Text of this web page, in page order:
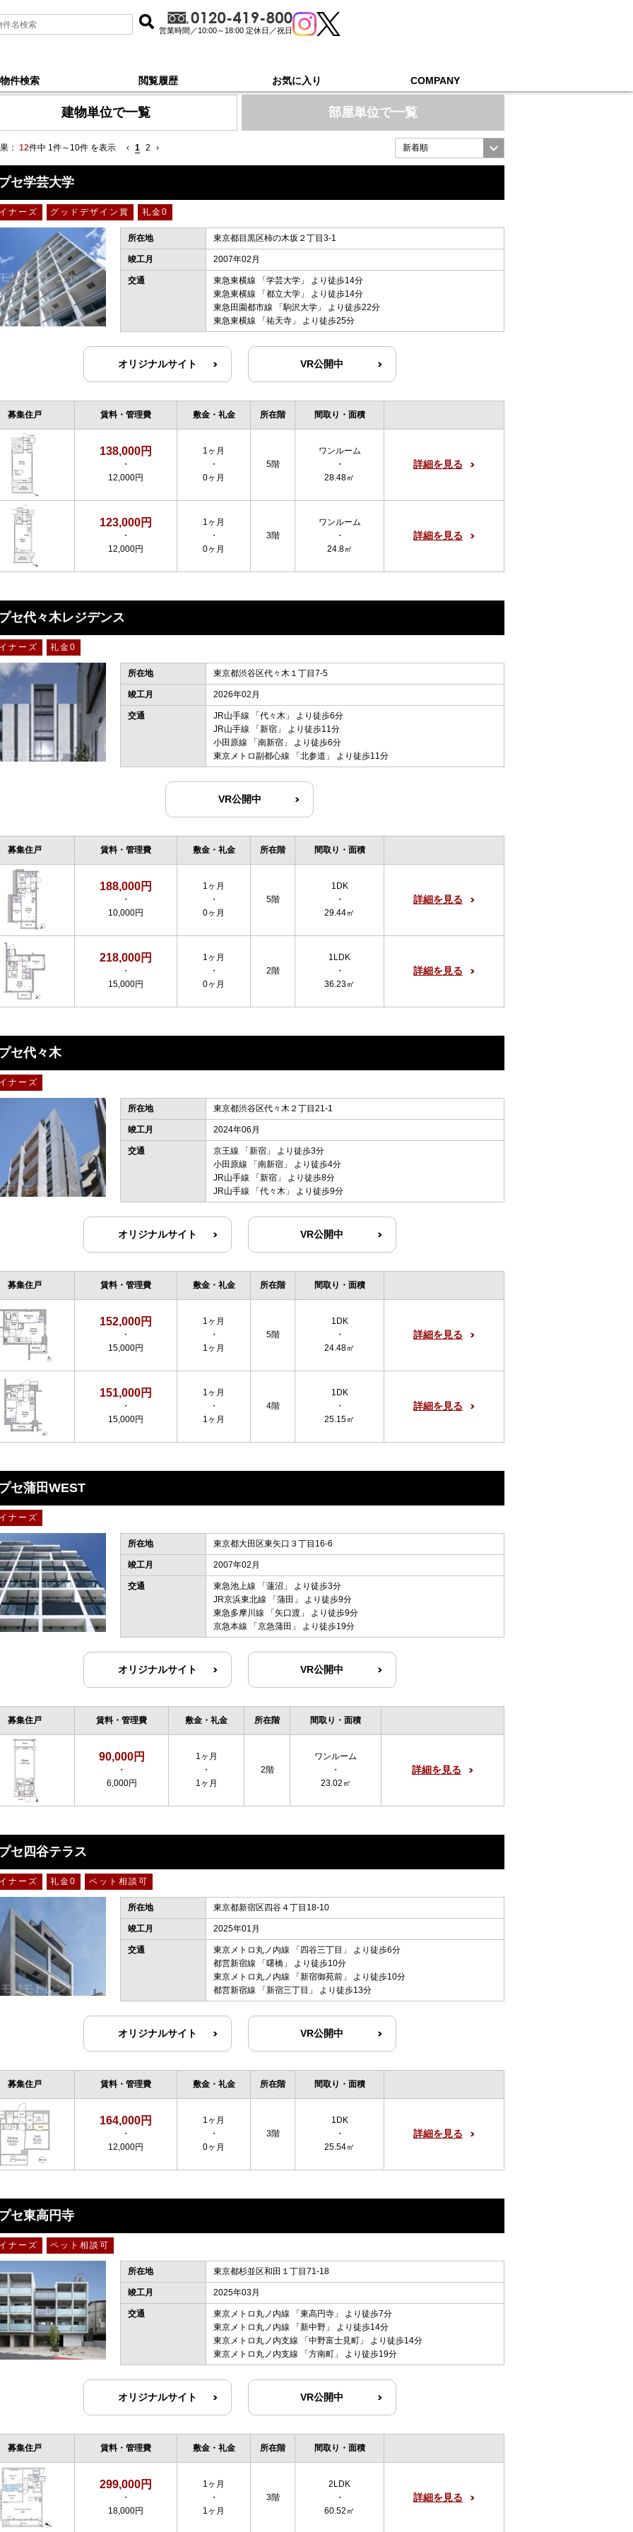
営業時間／10:00～18:00 定休日／祝日
物件検索 閲覧履歴 お気に入り COMPANY
順 で探す
建物単位で一覧 部屋単位で一覧
： 12件中 1件～10件 を表示 ‹ 1 2 ›
セ学芸大学
ナーズ グッドデザイン賞 礼金0
所在地 東京都目黒区柿の木坂２丁目3-1
竣工月 2007年02月
交通 東急東横線 「 学芸大学 」 より徒歩14分
東急東横線 「 都立大学 」 より徒歩14分
東急田園都市線 「駒沢大学 」 より徒歩22分
東急東横線 「 祐天寺 」 より徒歩25分
オリジナルサイト VR公開中
募集住戸 賃料・管理費 敷金・礼金 所在階 間取り・面積
138,000円
・
12,000円
1ヶ月
・
0ヶ月
5階
ワンルーム
・
28.48㎡
詳細を見る
123,000円
・
12,000円
1ヶ月
・
0ヶ月
3階
ワンルーム
・
24.8㎡
詳細を見る
セ代々木レジデンス
ナーズ 礼金0
所在地 東京都渋谷区代々木１丁目7-5
竣工月 2026年02月
交通 JR山手線 「 代々木 」 より徒歩6分
JR山手線 「 新宿 」 より徒歩11分
小田原線 「 南新宿 」 より徒歩6分
東京メトロ副都心線 「 北参道 」 より徒歩11分
VR公開中
募集住戸 賃料・管理費 敷金・礼金 所在階 間取り・面積
188,000円
・
10,000円
1ヶ月
・
0ヶ月
5階
1DK
・
29.44㎡
詳細を見る
218,000円
・
15,000円
1ヶ月
・
0ヶ月
2階
1LDK
・
36.23㎡
詳細を見る
セ代々木
ナーズ
所在地 東京都渋谷区代々木２丁目21-1
竣工月 2024年06月
交通 京王線 「 新宿 」 より徒歩3分
小田原線 「 南新宿 」 より徒歩4分
JR山手線 「 新宿 」 より徒歩8分
JR山手線 「 代々木 」 より徒歩9分
オリジナルサイト VR公開中
募集住戸 賃料・管理費 敷金・礼金 所在階 間取り・面積
152,000円
・
15,000円
1ヶ月
・
1ヶ月
5階
1DK
・
24.48㎡
詳細を見る
151,000円
・
15,000円
1ヶ月
・
1ヶ月
4階
1DK
・
25.15㎡
詳細を見る
セ蒲田WEST
ナーズ
所在地 東京都大田区東矢口３丁目16-6
竣工月 2007年02月
交通 東急池上線 「 蓮沼 」 より徒歩3分
JR京浜東北線 「 蒲田 」 より徒歩9分
東急多摩川線 「 矢口渡 」 より徒歩9分
京急本線 「 京急蒲田 」 より徒歩19分
オリジナルサイト VR公開中
募集住戸 賃料・管理費 敷金・礼金 所在階 間取り・面積
90,000円
・
6,000円
1ヶ月
・
1ヶ月
2階
ワンルーム
・
23.02㎡
詳細を見る
セ四谷テラス
ナーズ 礼金0 ペット相談可
所在地 東京都新宿区四谷４丁目18-10
竣工月 2025年01月
交通 東京メトロ丸ノ内線 「 四谷三丁目 」 より徒歩6分
都営新宿線 「 曙橋 」 より徒歩10分
東京メトロ丸ノ内線 「 新宿御苑前 」 より徒歩10分
都営新宿線 「 新宿三丁目 」 より徒歩13分
オリジナルサイト VR公開中
募集住戸 賃料・管理費 敷金・礼金 所在階 間取り・面積
164,000円
・
12,000円
1ヶ月
・
0ヶ月
3階
1DK
・
25.54㎡
詳細を見る
セ東高円寺
ナーズ ペット相談可
所在地 東京都杉並区和田１丁目71-18
竣工月 2025年03月
交通 東京メトロ丸ノ内線 「 東高円寺 」 より徒歩7分
東京メトロ丸ノ内線 「 新中野 」 より徒歩14分
東京メトロ丸ノ内支線 「 中野富士見町 」 より徒歩14分
東京メトロ丸ノ内支線 「 方南町 」 より徒歩19分
オリジナルサイト VR公開中
募集住戸 賃料・管理費 敷金・礼金 所在階 間取り・面積
299,000円
・
18,000円
1ヶ月
・
1ヶ月
3階
2LDK
・
60.52㎡
詳細を見る